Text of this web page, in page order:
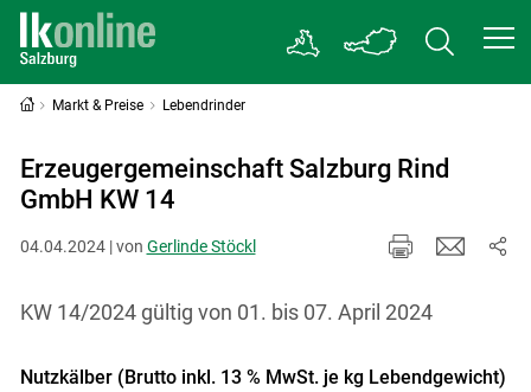
Markt & Preise Lebendrinder
Erzeugergemeinschaft Salzburg Rind
GmbH KW 14
04.04.2024 | von Gerlinde Stöckl
KW 14/2024 gültig von 01. bis 07. April 2024
Nutzkälber (Brutto inkl. 13 % MwSt. je kg Lebendgewicht)